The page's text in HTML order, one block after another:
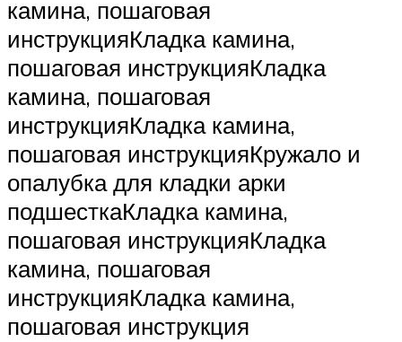
камина, пошаговая
инструкцияКладка камина,
пошаговая инструкцияКладка
камина, пошаговая
инструкцияКладка камина,
пошаговая инструкцияКружало и
опалубка для кладки арки
подшесткаКладка камина,
пошаговая инструкцияКладка
камина, пошаговая
инструкцияКладка камина,
пошаговая инструкция